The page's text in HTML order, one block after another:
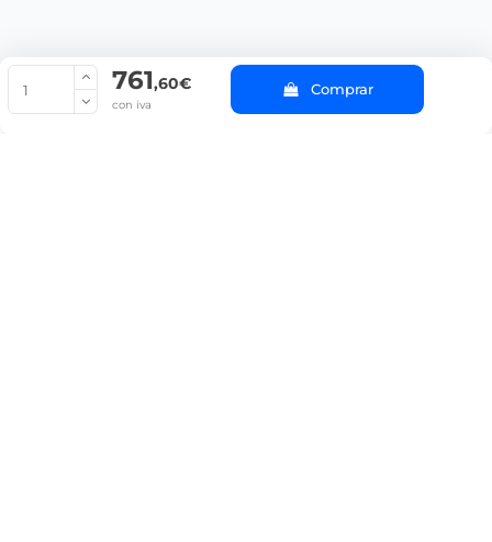
761,60€
con iva
Comprar
© Copyright 2022 PepeBar.com |
Aviso legal y
Condiciones generales de compra |